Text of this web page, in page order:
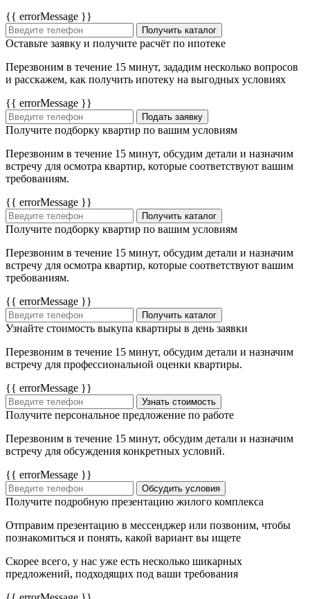
{{ errorMessage }}
Получить каталог
Оставьте заявку и получите расчёт по ипотеке
Перезвоним в течение 15 минут, зададим несколько вопросов
и расскажем, как получить ипотеку на выгодных условиях
{{ errorMessage }}
Подать заявку
Получите подборку квартир по вашим условиям
Перезвоним в течение 15 минут, обсудим детали и назначим
встречу для осмотра квартир, которые соответствуют вашим
требованиям.
{{ errorMessage }}
Получить каталог
Получите подборку квартир по вашим условиям
Перезвоним в течение 15 минут, обсудим детали и назначим
встречу для осмотра квартир, которые соответствуют вашим
требованиям.
{{ errorMessage }}
Получить каталог
Узнайте стоимость выкупа квартиры в день заявки
Перезвоним в течение 15 минут, обсудим детали и назначим
встречу для профессиональной оценки квартиры.
{{ errorMessage }}
Узнать стоимость
Получите персональное предложение по работе
Перезвоним в течение 15 минут, обсудим детали и назначим
встречу для обсуждения конкретных условий.
{{ errorMessage }}
Обсудить условия
Получите подробную презентацию жилого комплекса
Отправим презентацию в мессенджер или позвоним, чтобы
познакомиться и понять, какой вариант вы ищете
Скорее всего, у нас уже есть несколько шикарных
предложений, подходящих под ваши требования